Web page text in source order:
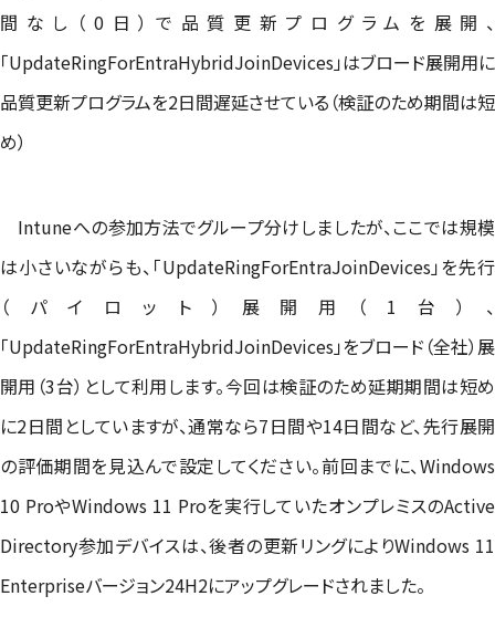
間なし（0日）で品質更新プログラムを展開、
「UpdateRingForEntraHybridJoinDevices」はブロード展開用に
品質更新プログラムを2日間遅延させている（検証のため期間は短
め）
Intuneへの参加方法でグループ分けしましたが、ここでは規模
は小さいながらも、「UpdateRingForEntraJoinDevices」を先行
（パイロット）展開用（1台）、
「UpdateRingForEntraHybridJoinDevices」をブロード（全社）展
開用（3台）として利用します。今回は検証のため延期期間は短め
に2日間としていますが、通常なら7日間や14日間など、先行展開
の評価期間を見込んで設定してください。前回までに、Windows
10 ProやWindows 11 Proを実行していたオンプレミスのActive
Directory参加デバイスは、後者の更新リングによりWindows 11
Enterpriseバージョン24H2にアップグレードされました。